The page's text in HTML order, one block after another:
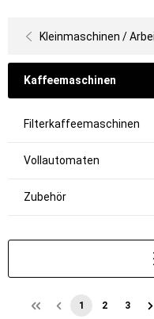
Kleinmaschinen /
Kaffeemaschinen
Filterkaffeemaschinen
Vollautomaten
Zubehör
1 2 3